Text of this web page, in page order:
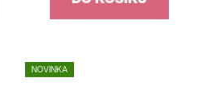
NOVINKA